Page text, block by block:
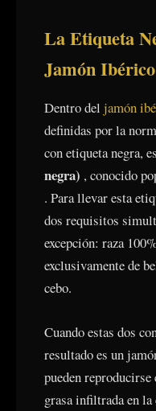
La Etiqueta
Jamón Ibérico
Dentro del jamón
definidas por la
con etiqueta negra,
negra) , conocido
. Para llevar esta
dos requisitos
excepción: raza
exclusivamente de
cebo.
Cuando estas dos
resultado es un
pueden
grasa infiltrada en